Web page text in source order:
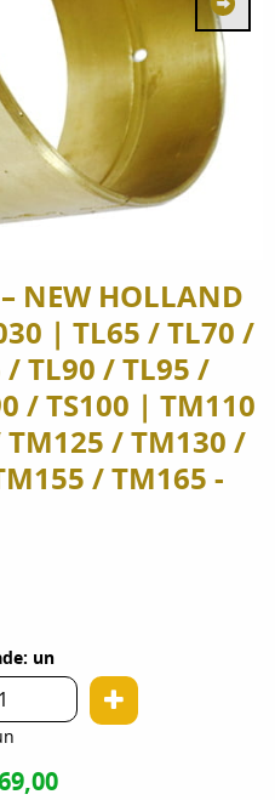
NEW HOLLAND
| TL65 / TL70 /
TL90 / TL95 /
/ TS100 | TM110
/ TM130 /
/ TM165 -
un